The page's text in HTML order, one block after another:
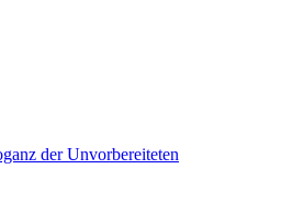
der Unvorbereiteten